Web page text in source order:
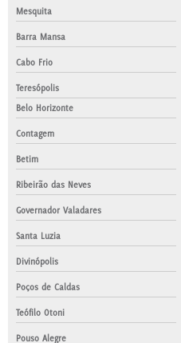
Mesquita
Barra Mansa
Cabo Frio
Teresópolis
Belo Horizonte
Contagem
Betim
Ribeirão das Neves
Governador Valadares
Santa Luzia
Divinópolis
Poços de Caldas
Teófilo Otoni
Pouso Alegre